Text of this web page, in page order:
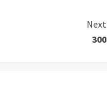
Next
300